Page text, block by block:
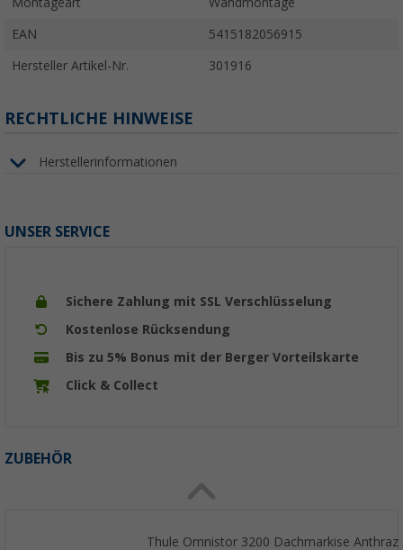
EAN 5415182056915
Hersteller Artikel-Nr. 301916
RECHTLICHE HINWEISE
Herstellerinformationen
UNSER SERVICE
Sichere Zahlung mit SSL Verschlüsselung
Kostenlose Rücksendung
Bis zu 5% Bonus mit der Berger Vorteilskarte
Click & Collect
ZUBEHÖR
Thule Omnistor 3200 Dachmarkise